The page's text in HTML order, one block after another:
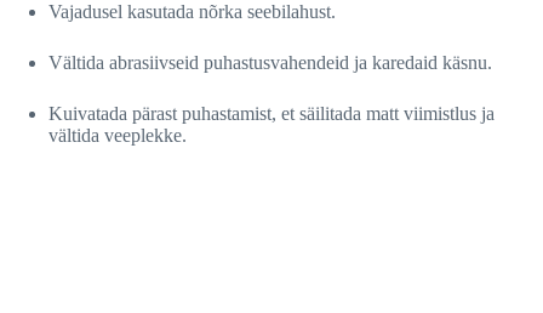
Vajadusel kasutada nõrka seebilahust.
Vältida abrasiivseid puhastusvahendeid ja karedaid käsnu.
Kuivatada pärast puhastamist, et säilitada matt viimistlus ja
vältida veeplekke.